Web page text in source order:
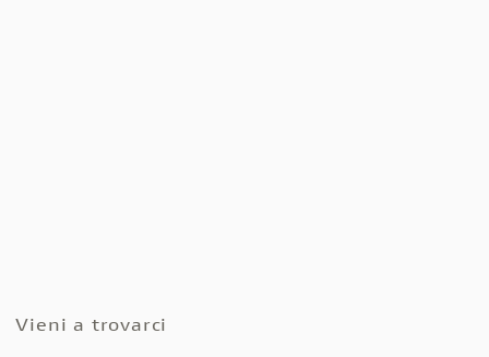
Vieni a trovarci